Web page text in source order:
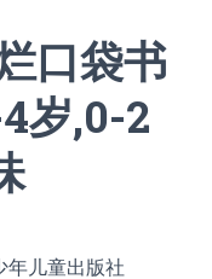
口袋书
岁,0-2
年儿童出版社